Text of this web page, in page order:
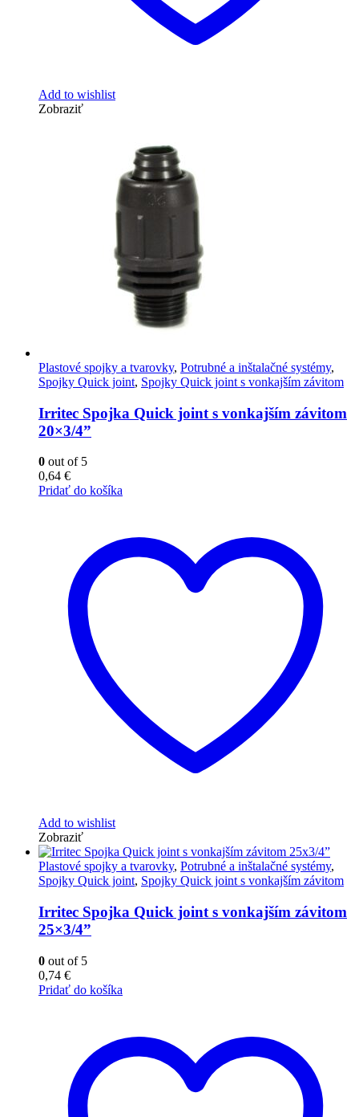
Add to wishlist
Zobraziť
Plastové spojky a tvarovky, Potrubné a inštalačné systémy,
Spojky Quick joint, Spojky Quick joint s vonkajším závitom
Irritec Spojka Quick joint s vonkajším závitom
20×3/4”
0 out of 5
0,64 €
Pridať do košíka
Add to wishlist
Zobraziť
Plastové spojky a tvarovky, Potrubné a inštalačné systémy,
Spojky Quick joint, Spojky Quick joint s vonkajším závitom
Irritec Spojka Quick joint s vonkajším závitom
25×3/4”
0 out of 5
0,74 €
Pridať do košíka